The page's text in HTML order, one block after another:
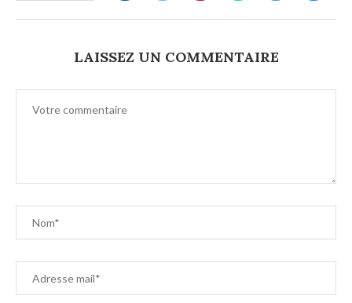
LAISSEZ UN COMMENTAIRE